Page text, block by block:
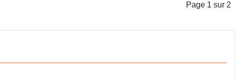
Page 1 sur 2